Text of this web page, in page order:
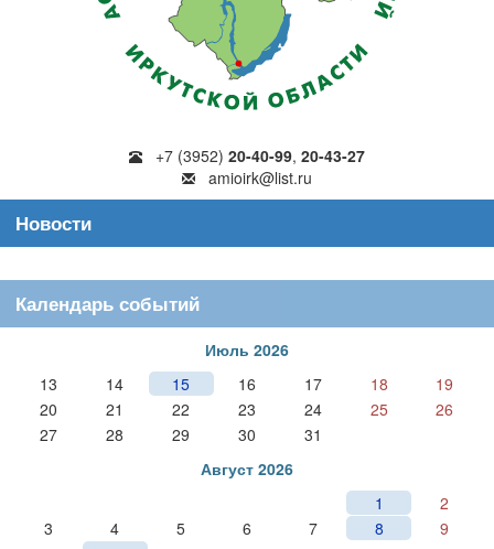
+7 (3952) 20-40-99, 20-43-27
amioirk@list.ru
Новости
Календарь событий
Июль 2026
13
14 15 16 17 18
19
20
21 22 23 24 25
26
27
28 29 30
31
Август 2026
1
2
3
4 5 6 7 8
9